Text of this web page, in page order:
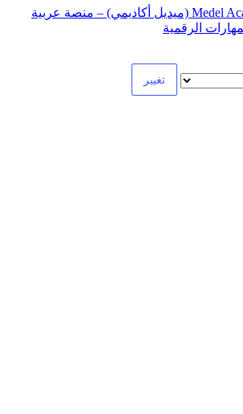
→ الانتقال إلى Medel Academy (ميديل أكاديمي) – منصة عربية
الرقمية